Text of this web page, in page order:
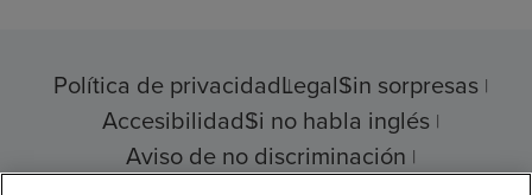
Política de privacidadLegalSin sorpresas
AccesibilidadSi no habla inglés
Aviso de no discriminación